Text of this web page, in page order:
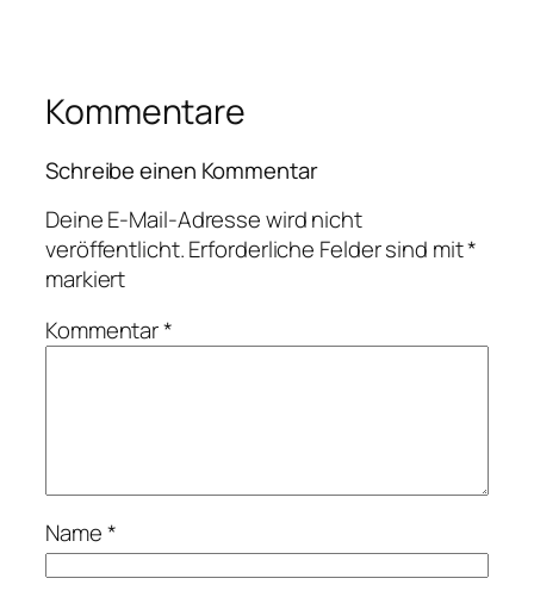
Kommentare
Schreibe einen Kommentar
Deine E-Mail-Adresse wird nicht
veröffentlicht.Erforderliche Felder sind mit*
markiert
Kommentar*
Name*